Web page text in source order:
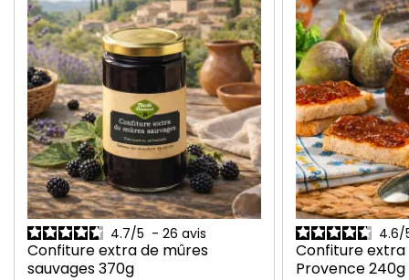
4.7/5 - 26 avis
Confiture extra de mûres
sauvages370g
4.6/
Confiture extra
Provence240g